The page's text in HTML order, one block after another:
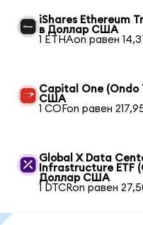
iShares Ethereum
в Доллар США
1 ETHAon равен
Capital One (Ondo
США
1 COFon равен
Global X Data
Infrastructure ETF
Доллар США
1 DTCRon равен